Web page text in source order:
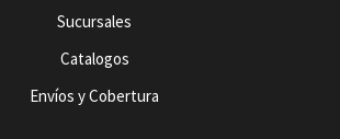
Sucursales
Catalogos
Envíos y Cobertura